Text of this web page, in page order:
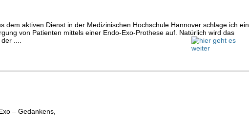
dem aktiven Dienst in der Medizinischen Hochschule Hannover schlage ich ein
von Patienten mittels einer Endo-Exo-Prothese auf. Natürlich wird das
....
– Gedankens,